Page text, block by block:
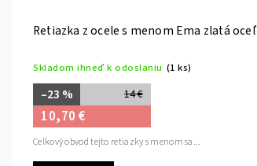
Retiazka z ocele s menom Ema zlatá oceľ
Skladom ihneď k odoslaniu (1 ks)
14 €
–23 %
10,70 €
Celkový obvod tejto retiazky s menom sa...